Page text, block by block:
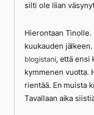
silti ole liian
Hierontaan Tinolle.
kuukauden
blogistani, että ensi
kymmenen vuotta.
rientää. En muista
Tavallaan aika